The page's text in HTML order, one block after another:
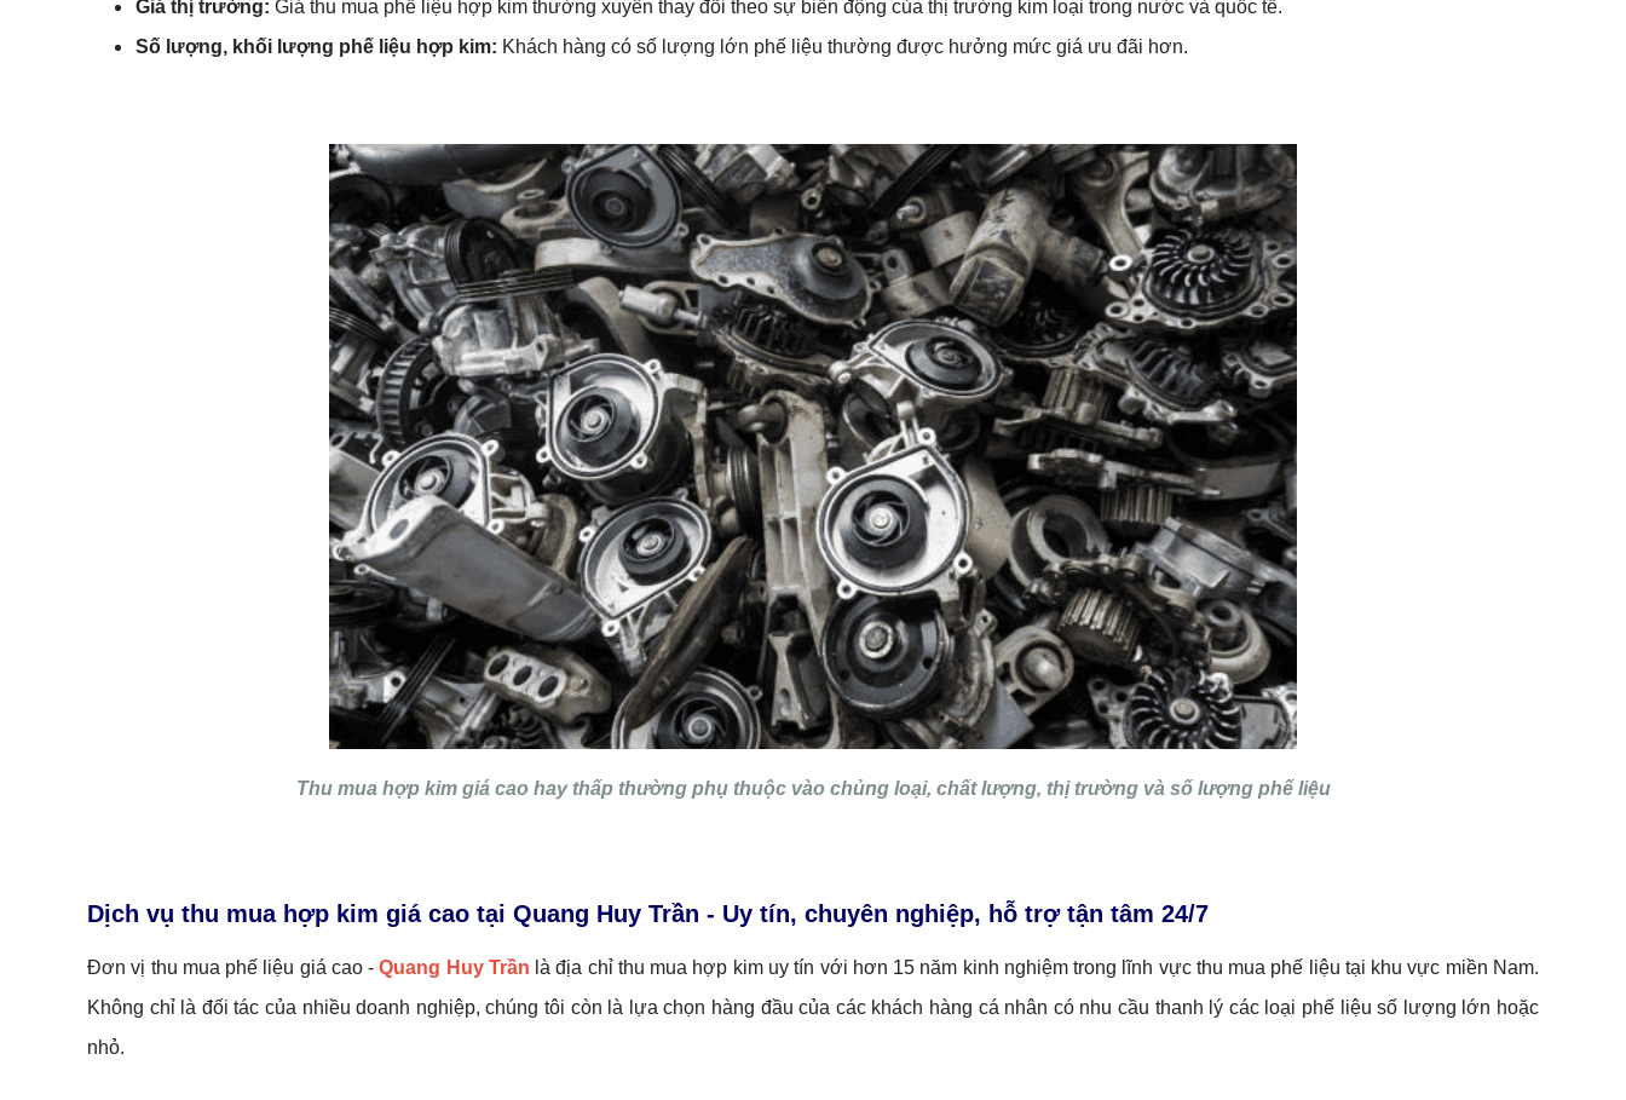
Giá thị trường: Giá thu mua phế liệu hợp kim thường xuyên thay đổi theo sự biến động của thị trường kim loại trong nước và quốc tế.
Số lượng, khối lượng phế liệu hợp kim: Khách hàng có số lượng lớn phế liệu thường được hưởng mức giá ưu đãi hơn.
Thu mua hợp kim giá cao hay thấp thường phụ thuộc vào chủng loại, chất lượng, thị trường và số lượng phế liệu
Dịch vụ thu mua hợp kim giá cao tại Quang Huy Trần - Uy tín, chuyên nghiệp, hỗ trợ tận tâm 24/7
Đơn vị thu mua phế liệu giá cao -Quang Huy Trần là địa chỉ thu mua hợp kim uy tín với hơn 15 năm kinh nghiệm trong lĩnh vực thu mua phế liệu tại khu vực miền Nam.
Không chỉ là đối tác của nhiều doanh nghiệp, chúng tôi còn là lựa chọn hàng đầu của các khách hàng cá nhân có nhu cầu thanh lý các loại phế liệu số lượng lớn hoặc
nhỏ.